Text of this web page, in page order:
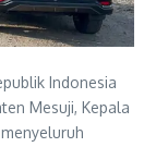
Indonesia
Mesuji, Kepala